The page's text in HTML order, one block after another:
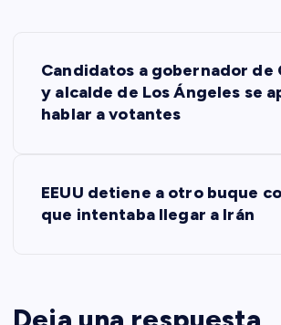
Candidatos a gobernador de
y alcalde de Los Ángeles se
hablar a votantes
EEUU detiene a otro buque
que intentaba llegar a Irán